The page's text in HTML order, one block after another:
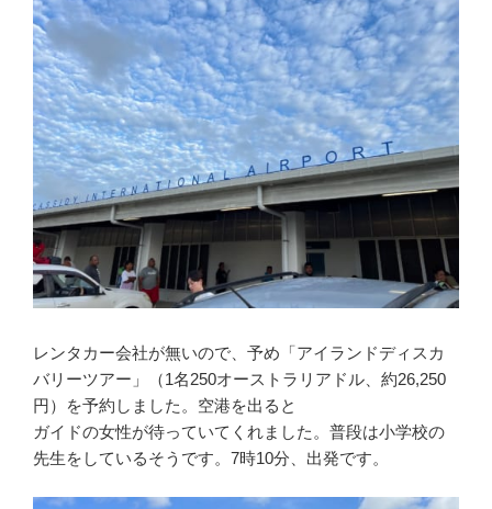
レンタカー会社が無いので、予め「アイランドディスカ
バリーツアー」（1名250オーストラリアドル、約26,250
円）を予約しました。空港を出ると
ガイドの女性が待っていてくれました。普段は小学校の
先生をしているそうです。7時10分、出発です。